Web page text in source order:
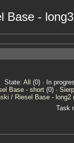
Base -
State: All (0) · In
Base - short(0) ·
/ Riesel Base - long2
Task